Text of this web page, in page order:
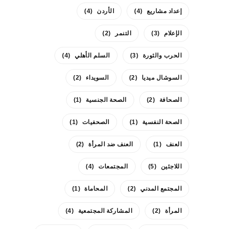
إعداد مشاريع (4) الأردن (4)
الإعلام (3) التنمر (2)
الحرب والثورة (3) السلم الأهلي (4)
السوشال ميديا (2) السويداء (2)
الصحافة (2) الصحة الجنسية (1)
الصحة النفسية (1) الصحفيات (1)
العنف (1) العنف ضد المرأة (2)
اللاجئين (5) المجتمعات (4)
المجتمع المدني (2) المحاماة (1)
المرأة (2) المشاركة المجتمعية (4)